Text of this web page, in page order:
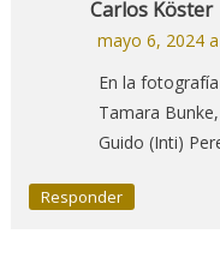
Carlos Köster
mayo 6, 2024
En la
Tamara
Guido (Inti)
Responder